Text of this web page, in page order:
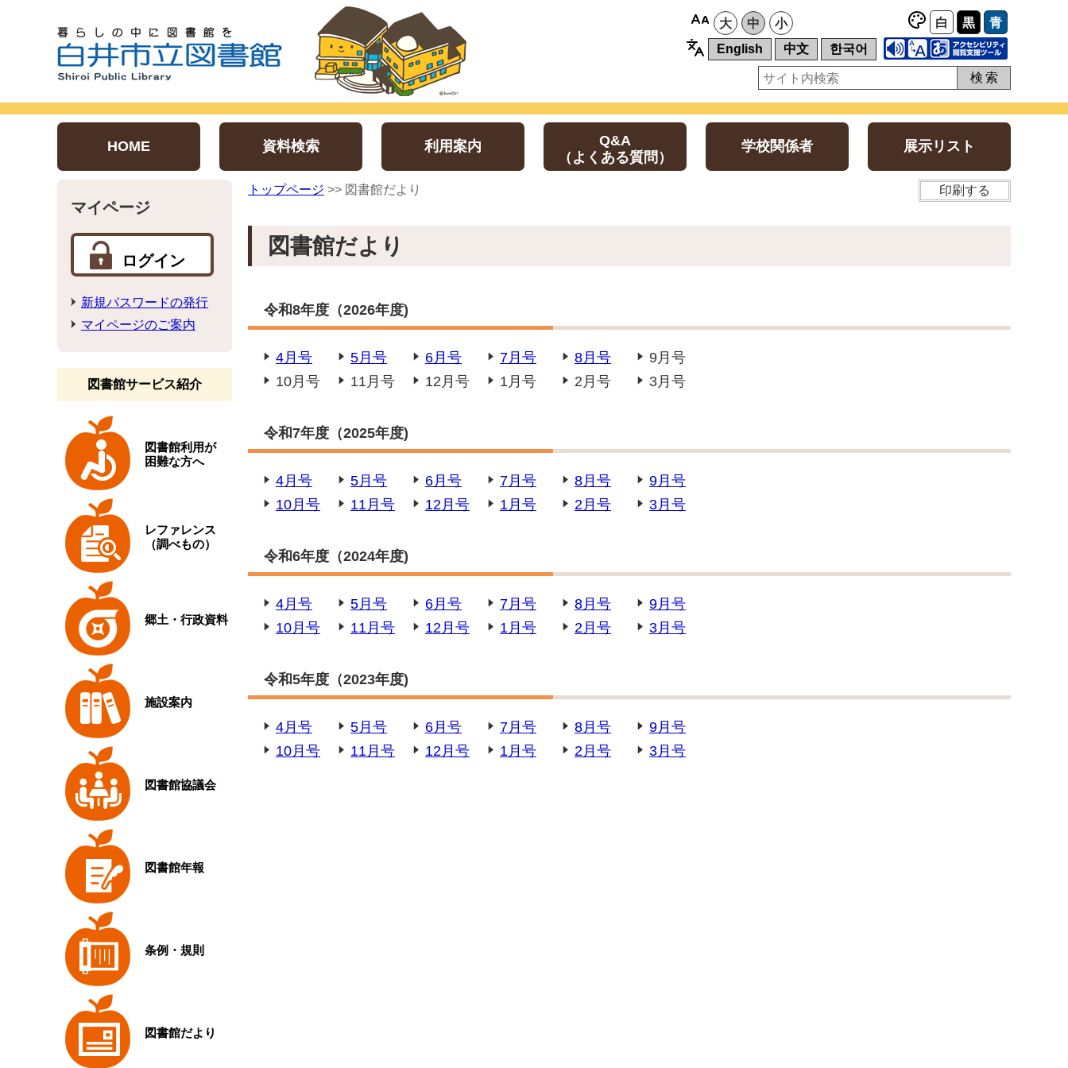
大 中 小 白 黒
青
English
中文 한국어
検索
HOME 資料検索 利用案内
Q&A
（よくある質問）
学校関係者 展示リスト
マイページ
ログイン
新規パスワードの発行
マイページのご案内
図書館サービス紹介
図書館利用が
困難な方へ
レファレンス
（調べもの）
郷土・行政資料
施設案内
図書館協議会
図書館年報
条例・規則
図書館だより
トップページ >> 図書館だより 印刷する
図書館だより
令和8年度（2026年度)
4月号 5月号 6月号 7月号 8月号
9月号
10月号
11月号 12月号 1月号 2月号 3月号
令和7年度（2025年度)
4月号 5月号 6月号 7月号 8月号
9月号
10月号
11月号 12月号 1月号 2月号 3月号
令和6年度（2024年度)
4月号 5月号 6月号 7月号 8月号
9月号
10月号
11月号 12月号 1月号 2月号 3月号
令和5年度（2023年度)
4月号 5月号 6月号 7月号 8月号
9月号
10月号
11月号 12月号 1月号 2月号 3月号